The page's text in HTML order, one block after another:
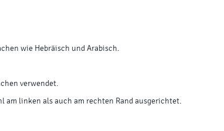
wie Hebräisch und Arabisch.
verwendet.
am linken als auch am rechten Rand ausgerichtet.